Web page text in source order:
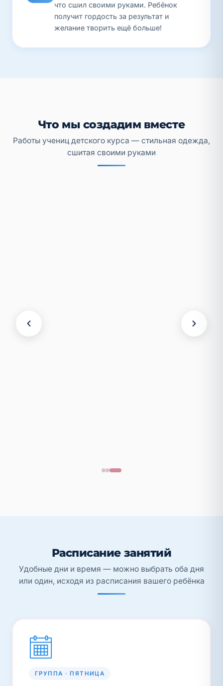
что сшил своими руками. Ребёнок
получит гордость за результат и
желание творить ещё больше!
Что мы создадим вместе
Работы учениц детского курса — стильная одежда,
сшитая своими руками
Расписание занятий
Удобные дни и время — можно выбрать оба дня
или один, исходя из расписания вашего ребёнка
ГРУППА · ПЯТНИЦА